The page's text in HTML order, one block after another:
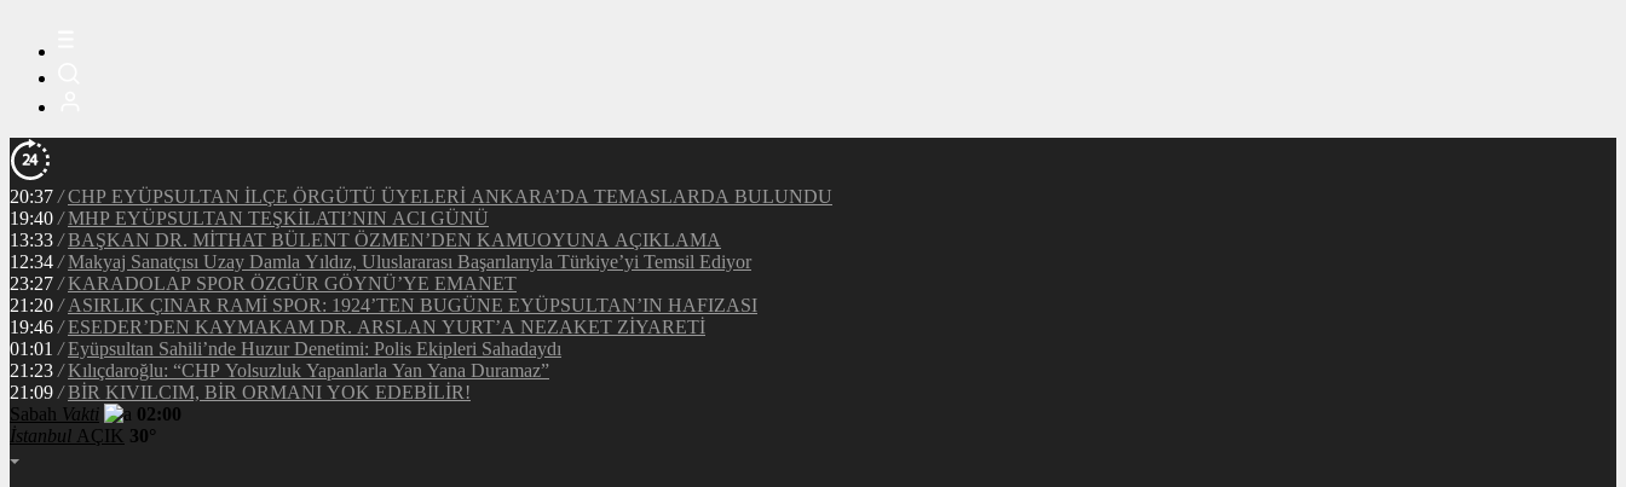
20:37 / CHP EYÜPSULTAN İLÇE ÖRGÜTÜ ÜYELERİ ANKARA’DA TEMASLARDA BULUNDU
19:40 / MHP EYÜPSULTAN TEŞKİLATI’NIN ACI GÜNÜ
13:33 / BAŞKAN DR. MİTHAT BÜLENT ÖZMEN’DEN KAMUOYUNA AÇIKLAMA
12:34 / Makyaj Sanatçısı Uzay Damla Yıldız, Uluslararası Başarılarıyla Türkiye’yi Temsil Ediyor
23:27 / KARADOLAP SPOR ÖZGÜR GÖYNÜ’YE EMANET
21:20 / ASIRLIK ÇINAR RAMİ SPOR: 1924’TEN BUGÜNE EYÜPSULTAN’IN HAFIZASI
19:46 / ESEDER’DEN KAYMAKAM DR. ARSLAN YURT’A NEZAKET ZİYARETİ
01:01 / Eyüpsultan Sahili’nde Huzur Denetimi: Polis Ekipleri Sahadaydı
21:23 / Kılıçdaroğlu: “CHP Yolsuzluk Yapanlarla Yan Yana Duramaz”
21:09 / BİR KIVILCIM, BİR ORMANI YOK EDEBİLİR!
Sabah Vakti
02:00
İstanbul AÇIK 30°